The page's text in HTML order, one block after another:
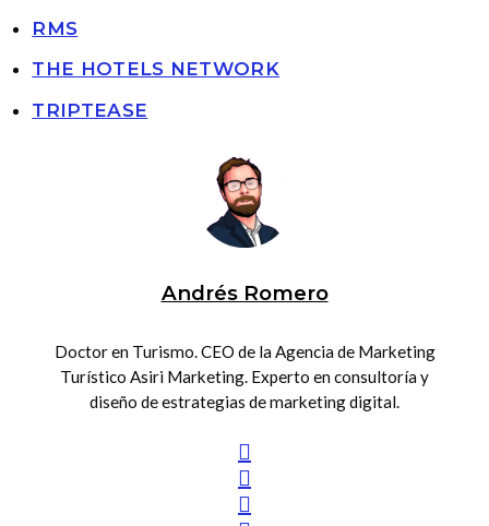
RMS
THE HOTELS NETWORK
TRIPTEASE
Andrés Romero
Doctor en Turismo. CEO de la Agencia de Marketing
Turístico Asiri Marketing. Experto en consultoría y
diseño de estrategias de marketing digital.